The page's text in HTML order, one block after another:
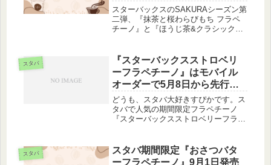
し！
スターバックスのSAKURAシーズン第
二弾、『抹茶と桜わらびもち フラペ
チーノ』と『ほうじ茶&クラシックテ
ンでも第二弾は抹茶だったので、スタ
ーバックスのSAKURA第二...
スタバ
『スターバックスストロベリ
ーフラペチーノ』はモバイル
オーダーで5月8日から先行販
売！
どうも、スタバ大好きすぴかです。ス
タバで人気の期間限定フラペチーノ
『スターバックスストロベリーフラペ
トロベリーフラペチーノとは夏になる
と販売される赤と白のマーブル模様が
スタバ
スタバ期間限定『おさつバタ
ーフラペチーノ』9月1日発売